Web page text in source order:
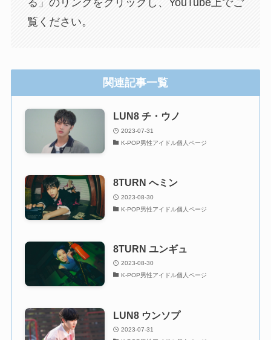
る」のリンクをクリックし、YouTube上でご
覧ください。
関連記事一覧
LUN8 チ・ウノ
2023-07-31
K-POP男性アイドル個人ページ
8TURN へミン
2023-08-30
K-POP男性アイドル個人ページ
8TURN ユンギュ
2023-08-30
K-POP男性アイドル個人ページ
LUN8 ウンソプ
2023-07-31